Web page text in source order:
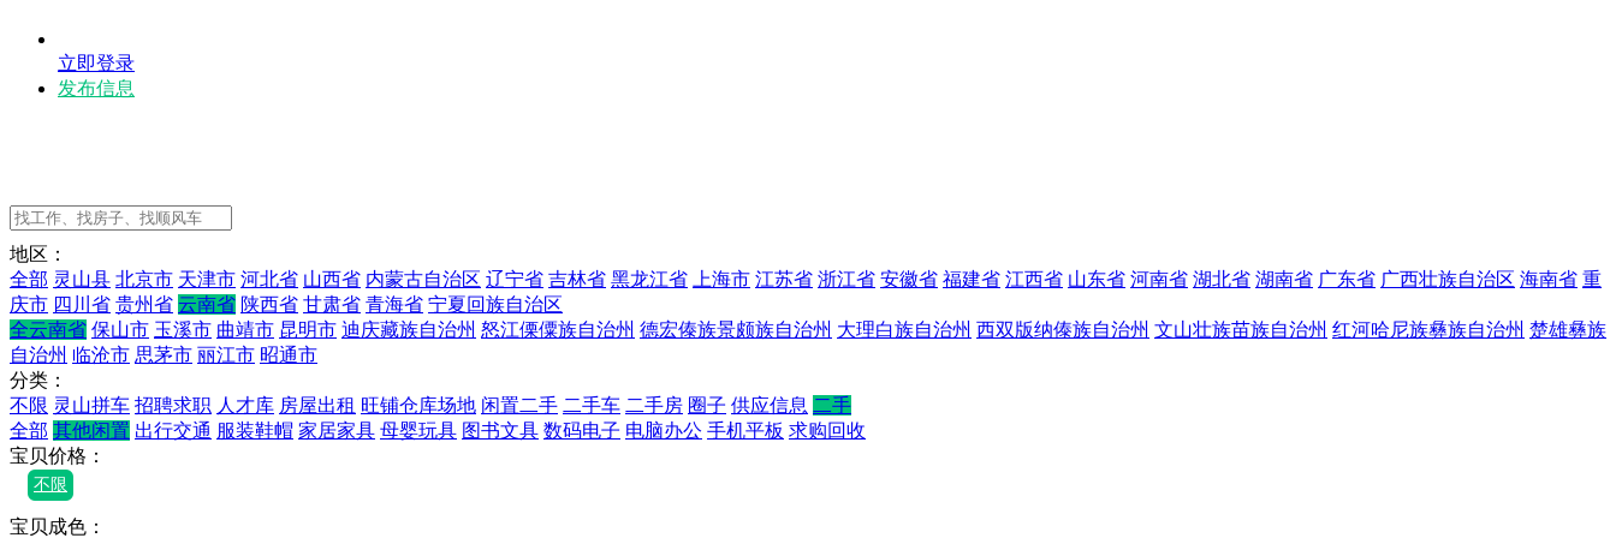
立即登录
发布信息
地区：
全部 灵山县 北京市 天津市 河北省 山西省 内蒙古自治区 辽宁省 吉林省 黑龙江省 上海市 江苏省 浙江省 安徽省 福建省 江西省 山东省 河南省 湖北省 湖南省 广东省 广西壮族自治区 海南省 重
庆市 四川省 贵州省 云南省 陕西省 甘肃省 青海省 宁夏回族自治区
全云南省 保山市 玉溪市 曲靖市 昆明市 迪庆藏族自治州 怒江傈僳族自治州 德宏傣族景颇族自治州 大理白族自治州 西双版纳傣族自治州 文山壮族苗族自治州 红河哈尼族彝族自治州 楚雄彝族
自治州 临沧市 思茅市 丽江市 昭通市
分类：
不限 灵山拼车 招聘求职 人才库 房屋出租 旺铺仓库场地 闲置二手 二手车 二手房 圈子 供应信息 二手
全部 其他闲置 出行交通 服装鞋帽 家居家具 母婴玩具 图书文具 数码电子 电脑办公 手机平板 求购回收
宝贝价格：
不限
宝贝成色：